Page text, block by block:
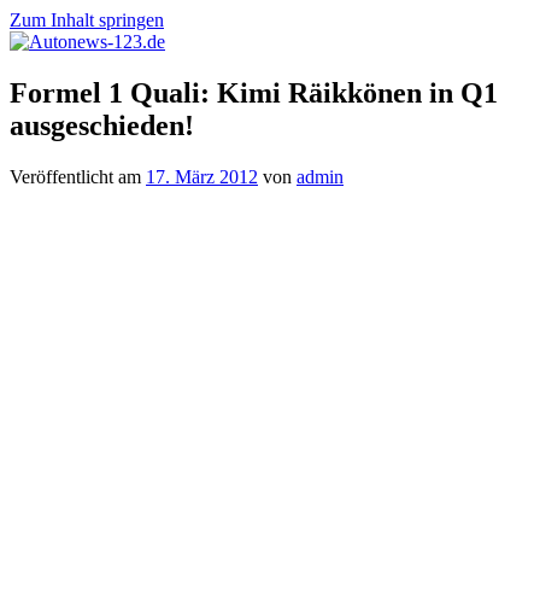
Zum Inhalt springen
Autonews-
123.de
Autonews
mit
Charme
Formel 1 Quali: Kimi Räikkönen in Q1
ausgeschieden!
Veröffentlicht am 17. März 2012 von admin